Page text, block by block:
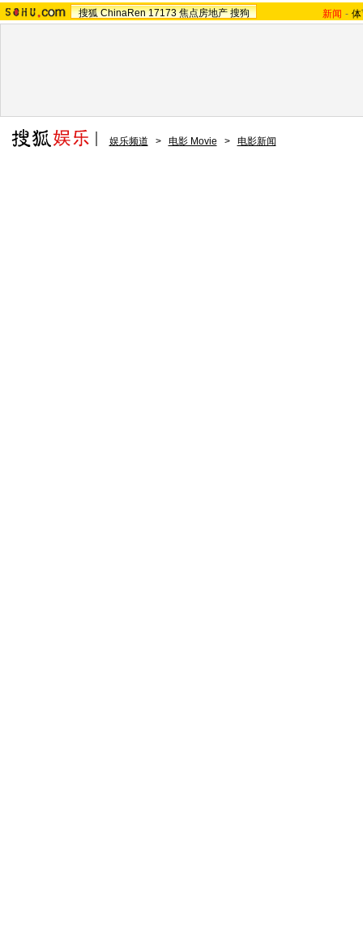
搜狐 ChinaRen 17173 焦点房地产 搜狗 新闻 -
娱乐频道 > 电影 Movie > 电影新闻